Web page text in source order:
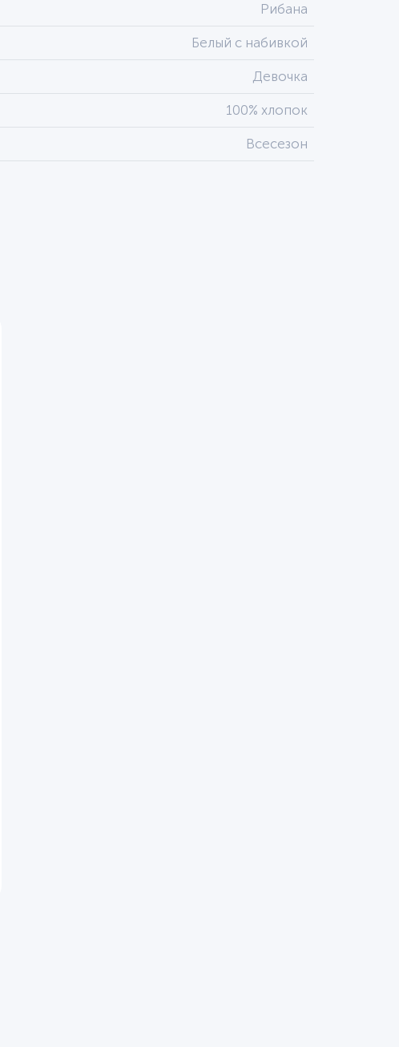
Рибана
Белый с набивкой
Девочка
100% хлопок
Всесезон